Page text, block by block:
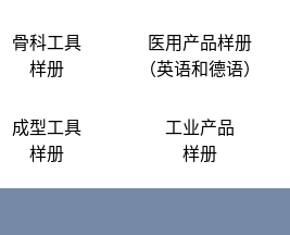
骨科工具
样册
医用产品样册
（英语和德语）
成型工具
样册
工业产品
样册